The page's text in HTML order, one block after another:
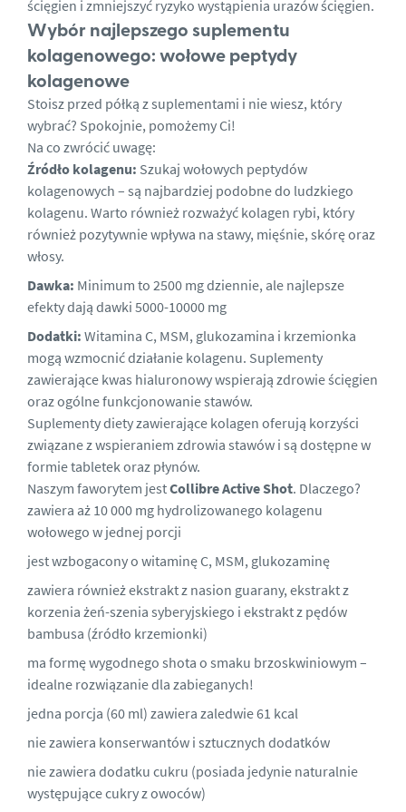
ścięgien i zmniejszyć ryzyko wystąpienia urazów ścięgien.
Wybór najlepszego suplementu
kolagenowego: wołowe peptydy
kolagenowe
Stoisz przed półką z suplementami i nie wiesz, który
wybrać? Spokojnie, pomożemy Ci!
Na co zwrócić uwagę:
Źródło kolagenu: Szukaj wołowych peptydów
kolagenowych – są najbardziej podobne do ludzkiego
kolagenu. Warto również rozważyć kolagen rybi, który
również pozytywnie wpływa na stawy, mięśnie, skórę oraz
włosy.
Dawka: Minimum to 2500 mg dziennie, ale najlepsze
efekty dają dawki 5000-10000 mg
Dodatki: Witamina C, MSM, glukozamina i krzemionka
mogą wzmocnić działanie kolagenu. Suplementy
zawierające kwas hialuronowy wspierają zdrowie ścięgien
oraz ogólne funkcjonowanie stawów.
Suplementy diety zawierające kolagen oferują korzyści
związane z wspieraniem zdrowia stawów i są dostępne w
formie tabletek oraz płynów.
Naszym faworytem jestCollibre Active Shot. Dlaczego?
zawiera aż 10 000 mg hydrolizowanego kolagenu
wołowego w jednej porcji
jest wzbogacony o witaminę C, MSM, glukozaminę
zawiera również ekstrakt z nasion guarany, ekstrakt z
korzenia żeń-szenia syberyjskiego i ekstrakt z pędów
bambusa (źródło krzemionki)
ma formę wygodnego shota o smaku brzoskwiniowym –
idealne rozwiązanie dla zabieganych!
jedna porcja (60 ml) zawiera zaledwie 61 kcal
nie zawiera konserwantów i sztucznych dodatków
nie zawiera dodatku cukru (posiada jedynie naturalnie
występujące cukry z owoców)